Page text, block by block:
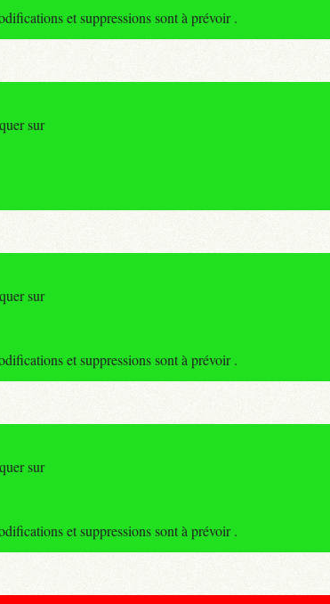
et suppressions sont à prévoir .
sur
sur
et suppressions sont à prévoir .
sur
et suppressions sont à prévoir .